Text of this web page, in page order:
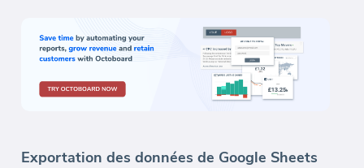
Exportation des données de Google Sheets